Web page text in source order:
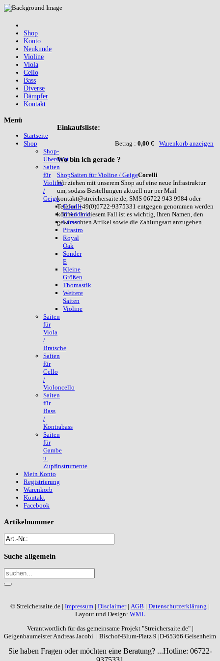
Shop
Konto
Neukunde
Violine
Viola
Cello
Bass
Diverse
Dämpfer
Kontakt
Einkaufsliste:
Betrag : 0,00 € Warenkorb anzeigen
Wobin ich gerade ?
ShopSaiten für Violine / GeigeCorelli
Wir ziehen mit unserem Shop auf eine neue Infrastruktur
um, sodass Bestellungen aktuell nur per Mail
kontakt@streichersaite.de, SMS 06722 943 9984 oder
Telefon +49(0)6722-9375331 entgegen genommen werden
können. In diesem Fall ist es wichtig, Ihren Namen, den
gewünschten Artikel sowie die Zahlungsart anzugeben.
Menü
Startseite
Shop
Shop-
Übersicht
Saiten
für
Violine
/
Geige
Corelli
D`Addario
Larsen
Pirastro
Royal
Oak
Sonder
E
Kleine
Größen
Thomastik
Weitere
Saiten
Violine
Saiten
für
Viola
/
Bratsche
Saiten
für
Cello
/
Violoncello
Saiten
für
Bass
/
Kontrabass
Saiten
für
Gambe
u.
Zupfinstrumente
Mein Konto
Registrierung
Warenkorb
Kontakt
Facebook
Artikelnummer
Suche allgemein
© Streichersaite.de | Impressum | Disclaimer| AGB | Datenschutzerklärung |
Layout und Design: WML
Verantwortlich für das gemeinsame Projekt "Streichersaite.de" |
Geigenbaumeister Andreas Jacobi | Bischof-Blum-Platz 9 |D-65366 Geisenheim
Sie haben Fragen oder möchten eine Beratung? ...Hotline: 06722-